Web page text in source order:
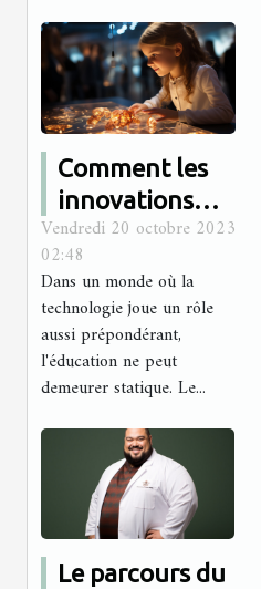
Comment les
innovations
technologiques
sont intégrées
dans le
programme
d'études
d'Antémed
Epsilon
Vendredi 20 octobre 2023
02:48
Dans un monde où la
technologie joue un rôle
aussi prépondérant,
l'éducation ne peut
demeurer statique. Le...
Le parcours du